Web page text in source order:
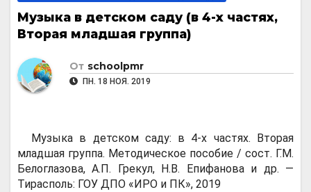
Музыка в детском саду (в 4-х частях,
Вторая младшая группа)
От schoolpmr
ПН. 18 НОЯ. 2019
Музыка в детском саду: в 4-х частях. Вторая
младшая группа. Методическое пособие / сост. Г.М.
Белоглазова, А.П. Грекул, Н.В. Епифанова и др. —
Тирасполь: ГОУ ДПО «ИРО и ПК», 2019